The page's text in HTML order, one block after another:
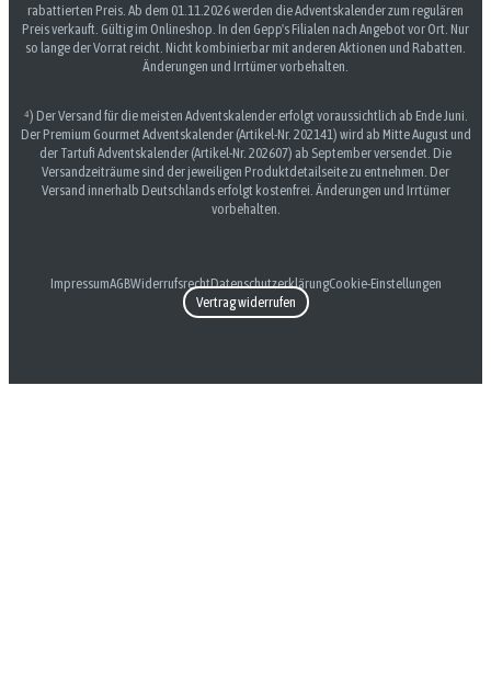
rabattierten Preis. Ab dem 01.11.2026 werden die Adventskalender zum regulären
Preis verkauft. Gültig im Onlineshop. In den Gepp's Filialen nach Angebot vor Ort. Nur
so lange der Vorrat reicht. Nicht kombinierbar mit anderen Aktionen und Rabatten.
Änderungen und Irrtümer vorbehalten.
⁴) Der Versand für die meisten Adventskalender erfolgt voraussichtlich ab Ende Juni.
Der Premium Gourmet Adventskalender (Artikel-Nr. 202141) wird ab Mitte August und
der Tartufi Adventskalender (Artikel-Nr. 202607) ab September versendet. Die
Versandzeiträume sind der jeweiligen Produktdetailseite zu entnehmen. Der
Versand innerhalb Deutschlands erfolgt kostenfrei. Änderungen und Irrtümer
vorbehalten.
ImpressumAGBWiderrufsrechtDatenschutzerklärungCookie-Einstellungen
Vertrag widerrufen